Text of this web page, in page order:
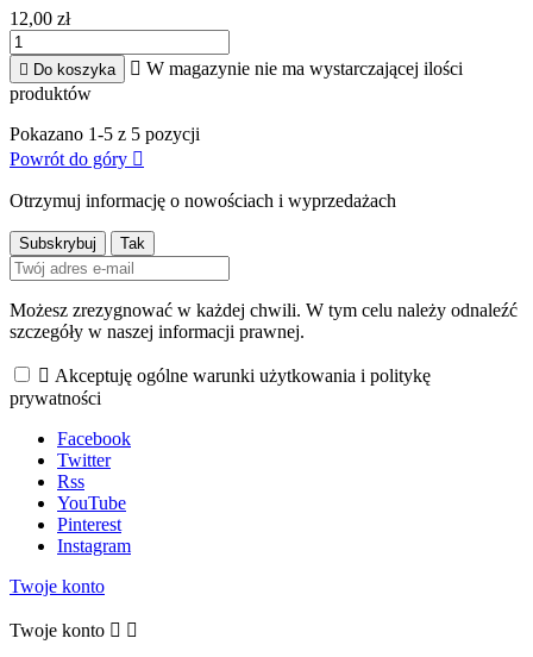
12,00 zł
 Do koszyka  W magazynie nie ma wystarczającej ilości
produktów
Pokazano 1-5 z 5 pozycji
Powrót do góry 
Otrzymuj informację o nowościach i wyprzedażach
Możesz zrezygnować w każdej chwili. W tym celu należy odnaleźć
szczegóły w naszej informacji prawnej.
 Akceptuję ogólne warunki użytkowania i politykę
prywatności
Facebook
Twitter
Rss
YouTube
Pinterest
Instagram
Twoje konto
Twoje konto  